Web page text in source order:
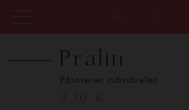
Pralin
Pâtisseries individuelles